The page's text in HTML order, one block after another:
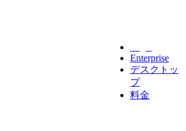
Enterprise
デスクトッ
プ
料金